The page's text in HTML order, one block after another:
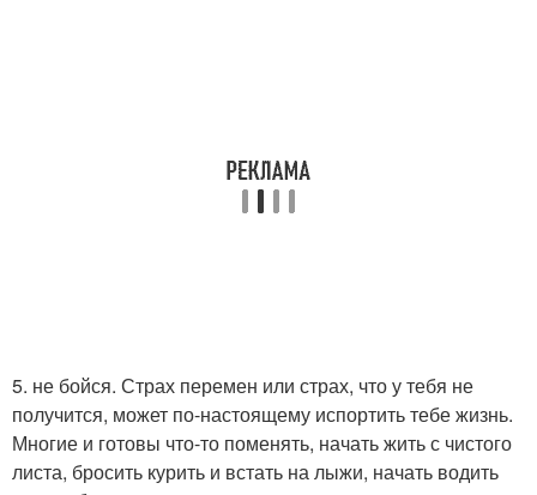
5. не бойся. Страх перемен или страх, что у тебя не
получится, может по-настоящему испортить тебе жизнь.
Многие и готовы что-то поменять, начать жить с чистого
листа, бросить курить и встать на лыжи, начать водить